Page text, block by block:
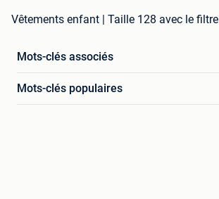
Vêtements enfant | Taille 128 avec le filtre
Mots-clés associés
Mots-clés populaires